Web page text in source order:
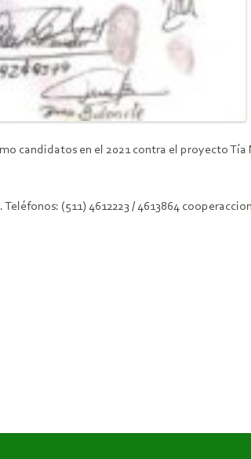
candidatos en el 2021 contra el proyecto
Teléfonos: (511) 4612223 / 4613864